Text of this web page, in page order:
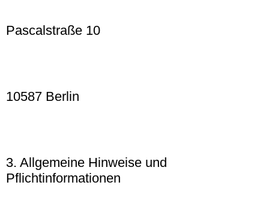
Pascalstraße 10
10587 Berlin
3. Allgemeine Hinweise und
Pflichtinformationen